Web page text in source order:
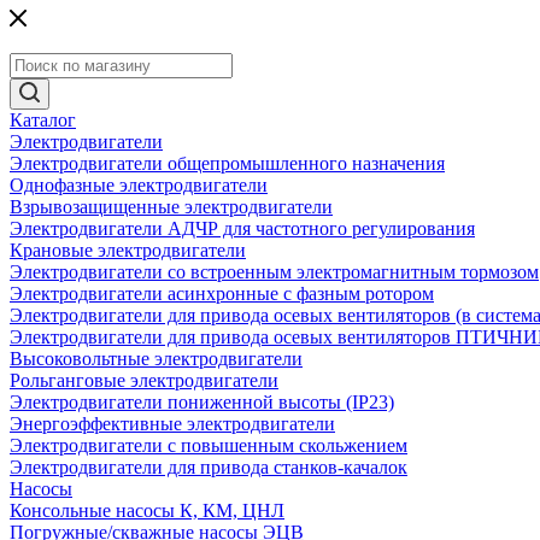
Каталог
Электродвигатели
Электродвигатели общепромышленного назначения
Однофазные электродвигатели
Взрывозащищенные электродвигатели
Электродвигатели АДЧР для частотного регулирования
Крановые электродвигатели
Электродвигатели со встроенным электромагнитным тормозом
Электродвигатели асинхронные с фазным ротором
Электродвигатели для привода осевых вентиляторов (в
Электродвигатели для привода осевых вентиляторов
Высоковольтные электродвигатели
Рольганговые электродвигатели
Электродвигатели пониженной высоты (IP23)
Энергоэффективные электродвигатели
Электродвигатели с повышенным скольжением
Электродвигатели для привода станков-качалок
Насосы
Консольные насосы К, КМ, ЦНЛ
Погружные/скважные насосы ЭЦВ